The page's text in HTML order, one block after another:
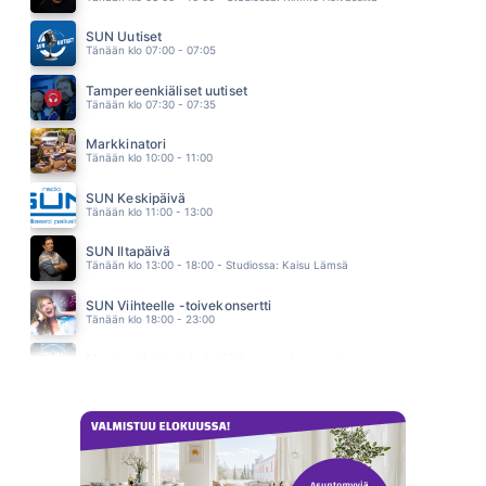
HECTOR
22.23
EPPU NORMAALI
22.18
SUN Uutiset
Tänään klo 07:00 - 07:05
Tampereenkiäliset uutiset
Tänään klo 07:30 - 07:35
Markkinatori
Tänään klo 10:00 - 11:00
SUN Keskipäivä
Tänään klo 11:00 - 13:00
SUN Iltapäivä
Tänään klo 13:00 - 18:00 - Studiossa: Kaisu Lämsä
SUN Viihteelle -toivekonsertti
Tänään klo 18:00 - 23:00